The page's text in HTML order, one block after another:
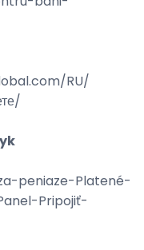
RU/
/
peniaze-Platené-
Pripojiť-